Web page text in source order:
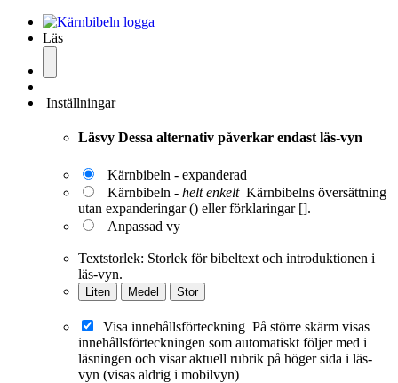
Läs
Inställningar
Läsvy Dessa alternativ påverkar endast läs-vyn
Kärnbibeln - expanderad
Kärnbibeln - helt enkelt Kärnbibelns översättning
utan expanderingar () eller förklaringar [].
Anpassad vy
Textstorlek: Storlek för bibeltext och introduktionen i
läs-vyn.
Liten Medel Stor
Visa innehållsförteckning På större skärm visas
innehållsförteckningen som automatiskt följer med i
läsningen och visar aktuell rubrik på höger sida i läs-
vyn (visas aldrig i mobilvyn)